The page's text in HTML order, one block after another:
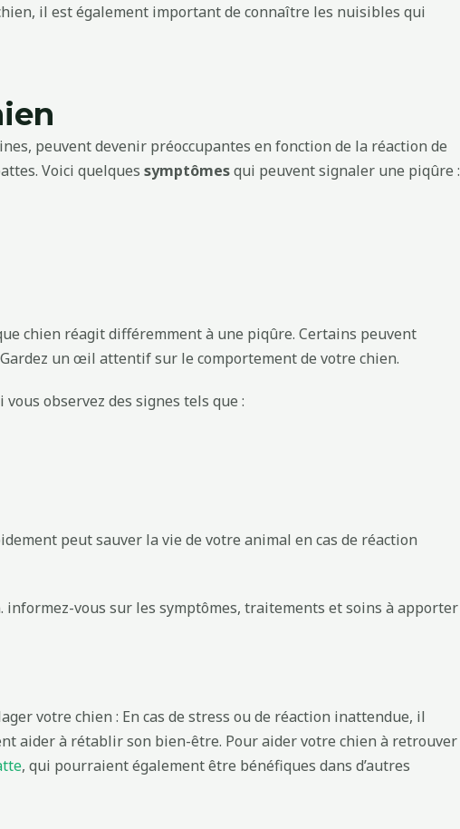
il est également important de connaître les nuisibles qui
peuvent devenir préoccupantes en fonction de la réaction de
Voici quelques symptômesqui peuvent signaler une piqûre :
chien réagit différemment à une piqûre. Certains peuvent
un œil attentif sur le comportement de votre chien.
observez des signes tels que :
peut sauver la vie de votre animal en cas de réaction
votre chien : En cas de stress ou de réaction inattendue, il
aider à rétablir son bien-être. Pour aider votre chien à retrouver
, qui pourraient également être bénéfiques dans d’autres